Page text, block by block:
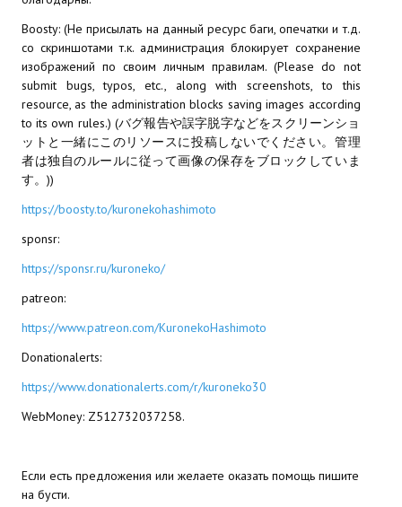
Новости Архив
МОДЫ ДЛЯ ИГР
Патчи
Mass Effect 2
Mass Effect 3
Моды
Divinity Original Sin Enhanced Edition
Dragon Age 2
Dragon Age: Inquisition
Fallout 3
Kingdoms of Amalur: Reckoning
Boosty: (Не присылать на данный ресурс баги, опечатки и т.д.
со скриншотами т.к. администрация блокирует сохранение
изображений по своим личным правилам. (Please do not
submit bugs, typos, etc., along with screenshots, to this
resource, as the administration blocks saving images according
to its own rules.) (バグ報告や誤字脱字などをスクリーンショ
ットと一緒にこのリソースに投稿しないでください。管理
者は独自のルールに従って画像の保存をブロックしていま
す。))
https://boosty.to/kuronekohashimoto
sponsr:
https://sponsr.ru/kuroneko/
patreon:
https://www.patreon.com/KuronekoHashimoto
Donationalerts:
https://www.donationalerts.com/r/kuroneko30
WebMoney: Z512732037258.
Если есть предложения или желаете оказать помощь пишите
на бусти.